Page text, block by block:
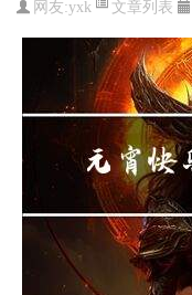
网友:yxk 文章列表